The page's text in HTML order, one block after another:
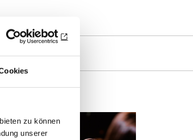
zu können
unserer